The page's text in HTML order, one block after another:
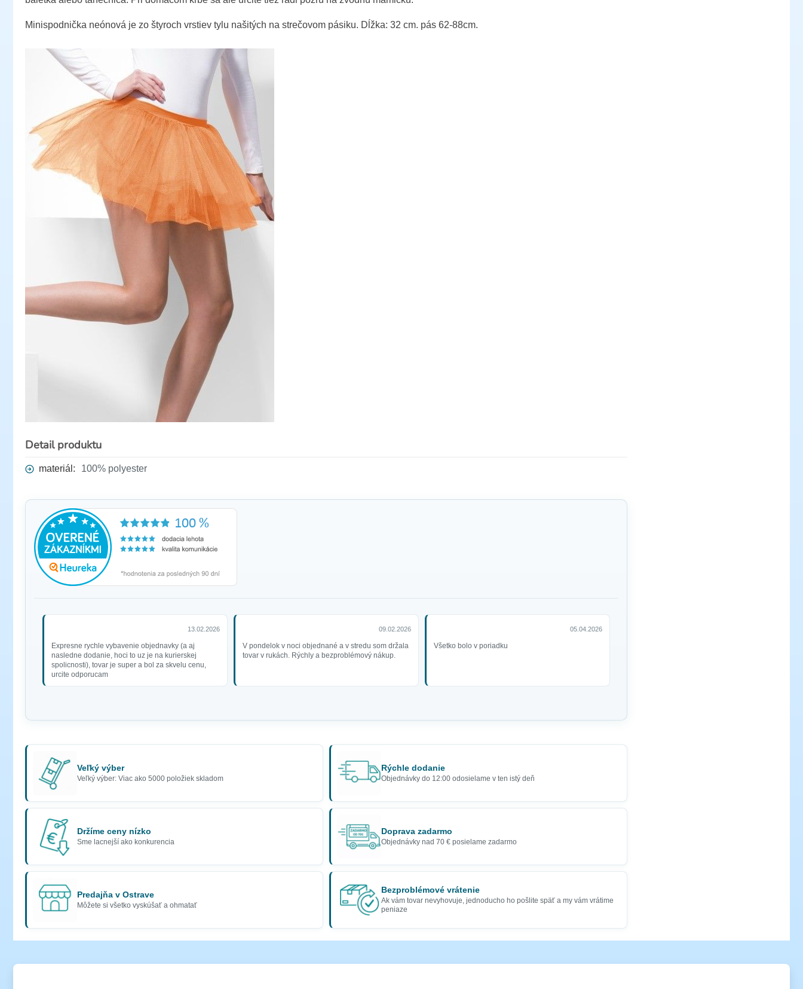
Minispodnička neónová je zo štyroch vrstiev tylu našitých na strečovom pásiku. Dĺžka: 32 cm. pás 62-88cm.
Detail produktu
materiál: 100% polyester
13.02.2026
Expresne rychle vybavenie objednavky (a aj
nasledne dodanie, hoci to uz je na kurierskej
spolicnosti), tovar je super a bol za skvelu cenu,
urcite odporucam
09.02.2026
V pondelok v noci objednané a v stredu som držala
tovar v rukách. Rýchly a bezproblémový nákup.
05.04.2026
Všetko bolo v poriadku
Veľký výber
Veľký výber: Viac ako 5000 položiek skladom
Rýchle dodanie
Objednávky do 12:00 odosielame v ten istý deň
Držíme ceny nízko
Sme lacnejší ako konkurencia
Doprava zadarmo
Objednávky nad 70 € posielame zadarmo
Predajňa v Ostrave
Môžete si všetko vyskúšať a ohmatať
Bezproblémové vrátenie
Ak vám tovar nevyhovuje, jednoducho ho pošlite späť a my vám vrátime
peniaze